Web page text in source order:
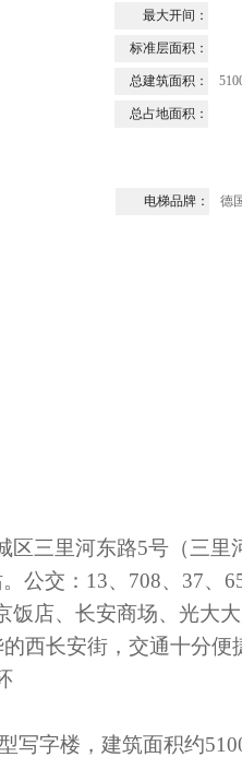
最大开间：
标准层面积：
总建筑面积：
总占地面积：
电梯品牌： 德
三里河东路5号（三里
公交：13、708、37、
饭店、长安商场、光大
西长安街，交通十分便
写字楼，建筑面积约